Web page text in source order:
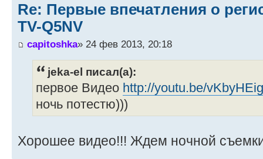
Re: Первые впечатления о
TV-Q5NV
capitoshka» 24 фев 2013, 20:18
jeka-el писал(а):
первое Видео http://youtu.be/
ночь потестю)))
Хорошее видео!!! Ждем ночной